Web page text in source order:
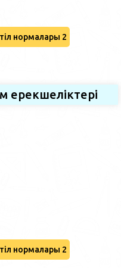
нормалары 2
ерекшеліктері
нормалары 2